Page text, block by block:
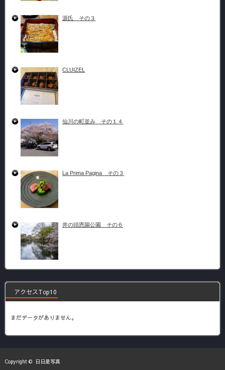
源氏 その３
CLUIZEL
仙川の町並み その１４
La Prima Pagina その３
井の頭恩賜公園 その６
アクセスTop10
まだデータがありません。
Copyright © 日日是写真